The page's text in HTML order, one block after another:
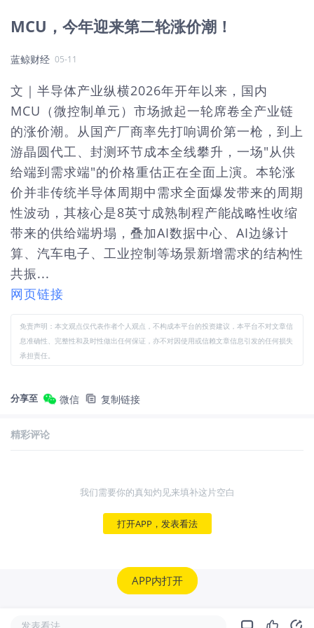
MCU，今年迎来第二轮涨价潮！
蓝鲸财经 05-11
文｜半导体产业纵横2026年开年以来，国内
MCU（微控制单元）市场掀起一轮席卷全产业链
的涨价潮。从国产厂商率先打响调价第一枪，到上
游晶圆代工、封测环节成本全线攀升，一场"从供
给端到需求端"的价格重估正在全面上演。本轮涨
价并非传统半导体周期中需求全面爆发带来的周期
性波动，其核心是8英寸成熟制程产能战略性收缩
带来的供给端坍塌，叠加AI数据中心、AI边缘计
算、汽车电子、工业控制等场景新增需求的结构性
共振...
网页链接
免责声明：本文观点仅代表作者个人观点，不构成本平台的投资建议，本平台不对文章信
息准确性、完整性和及时性做出任何保证，亦不对因使用或信赖文章信息引发的任何损失
承担责任。
分享至 微信 复制链接
精彩评论
我们需要你的真知灼见来填补这片空白
打开APP，发表看法
APP内打开